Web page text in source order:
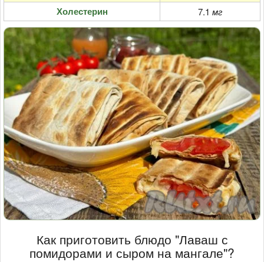
Холестерин 7.1 мг
Как приготовить блюдо "Лаваш с
помидорами и сыром на мангале"?